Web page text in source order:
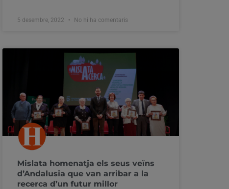
5 desembre, 2022 No hi ha comentaris
Mislata homenatja els seus veïns
d’Andalusia que van arribar a la
recerca d’un futur millor